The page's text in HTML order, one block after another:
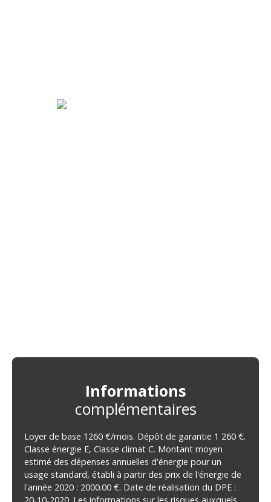
Informations
complémentaires
Loyer de base 1260 €/mois. Dépôt de garantie 1 260 €.
Classe énergie E, Classe climat C. Montant moyen
estimé des dépenses annuelles d'énergie pour un
usage standard, établi à partir des prix de l'énergie de
l'année 2020 : 2000.00 €. Date de réalisation du DPE :